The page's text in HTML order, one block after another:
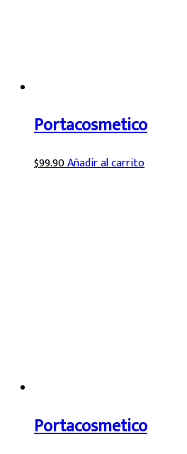
Portacosmetico
$99.90Añadir al carrito
Portacosmetico